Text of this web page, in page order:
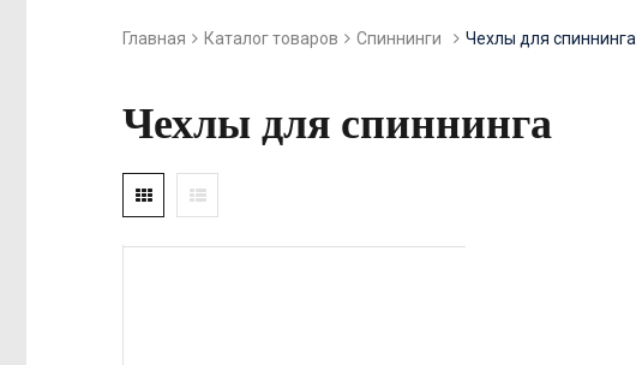
Главная Каталог товаров Спиннинги Чехлы для спиннинга
Чехлы для спиннинга